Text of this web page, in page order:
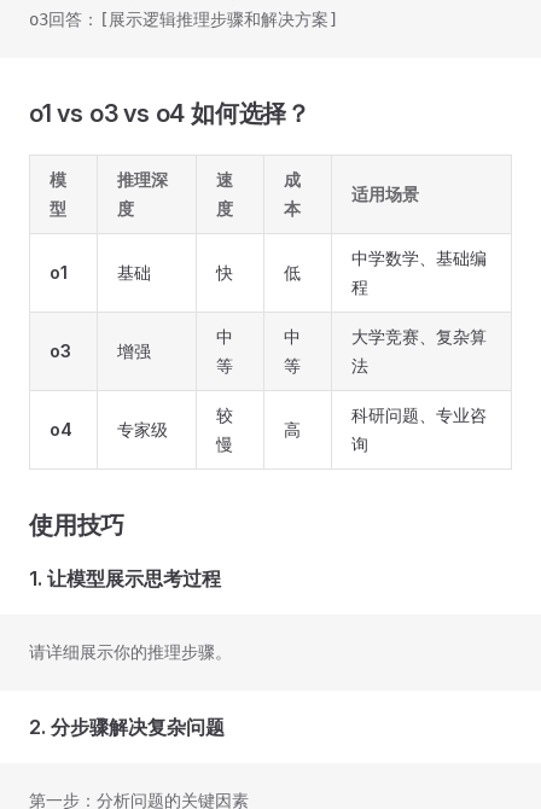
o3回答：[展示逻辑推理步骤和解决方案]
o1 vs o3 vs o4 如何选择？
模
型
推理深
度
速
度
成
本
适用场景
o1 基础 快 低
中学数学、基础编
程
o3 增强
中
等
中
等
大学竞赛、复杂算
法
o4 专家级
较
慢
高
科研问题、专业咨
询
使用技巧
1. 让模型展示思考过程
请详细展示你的推理步骤。
2. 分步骤解决复杂问题
第一步：分析问题的关键因素